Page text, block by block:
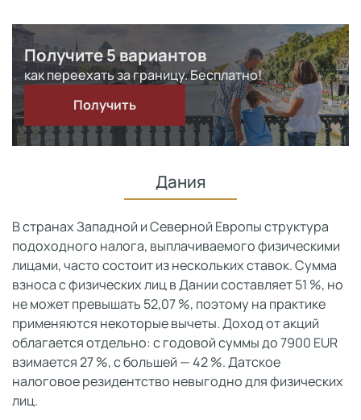
Получите 5 вариантов
как переехать за границу. Бесплатно!
Получить
Дания
В странах Западной и Северной Европы структура
подоходного налога, выплачиваемого физическими
лицами, часто состоит из нескольких ставок. Сумма
взноса с физических лиц в Дании составляет 51 %, но
не может превышать 52,07 %, поэтому на практике
применяются некоторые вычеты. Доход от акций
облагается отдельно: с годовой суммы до 7900 EUR
взимается 27 %, с большей — 42 %. Датское
налоговое резидентство невыгодно для физических
лиц.